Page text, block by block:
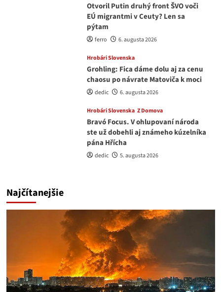
Otvoril Putin druhý front ŠVO voči
EÚ migrantmi v Ceuty? Len sa
pýtam
ferro 6. augusta 2026
Hrobári Slovenska
Grohling: Fica dáme dolu aj za cenu
chaosu po návrate Matoviča k moci
dedic 6. augusta 2026
Hrobári Slovenska Z Domova
Bravó Focus. V ohlupovaní národa
ste už dobehli aj známeho kúzelníka
pána Hřícha
dedic 5. augusta 2026
Najčítanejšie